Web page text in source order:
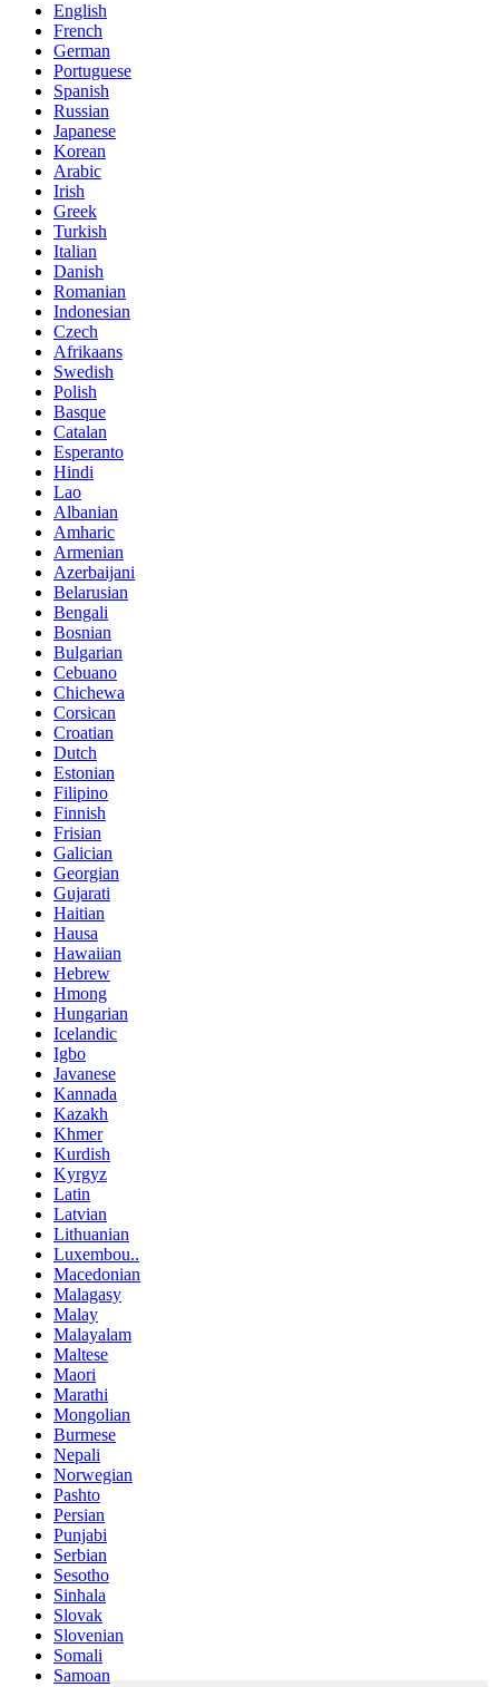
English
French
German
Portuguese
Spanish
Russian
Japanese
Korean
Arabic
Irish
Greek
Turkish
Italian
Danish
Romanian
Indonesian
Czech
Afrikaans
Swedish
Polish
Basque
Catalan
Esperanto
Hindi
Lao
Albanian
Amharic
Armenian
Azerbaijani
Belarusian
Bengali
Bosnian
Bulgarian
Cebuano
Chichewa
Corsican
Croatian
Dutch
Estonian
Filipino
Finnish
Frisian
Galician
Georgian
Gujarati
Haitian
Hausa
Hawaiian
Hebrew
Hmong
Hungarian
Icelandic
Igbo
Javanese
Kannada
Kazakh
Khmer
Kurdish
Kyrgyz
Latin
Latvian
Lithuanian
Luxembou..
Macedonian
Malagasy
Malay
Malayalam
Maltese
Maori
Marathi
Mongolian
Burmese
Nepali
Norwegian
Pashto
Persian
Punjabi
Serbian
Sesotho
Sinhala
Slovak
Slovenian
Somali
Samoan